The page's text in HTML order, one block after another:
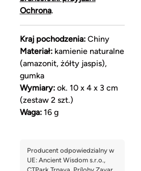
Ochrona.
Kraj pochodzenia:Chiny
Materiał:kamienie naturalne
(amazonit, żółty jaspis),
gumka
Wymiary:ok. 10 x 4 x 3 cm
(zestaw 2 szt.)
Waga:16 g